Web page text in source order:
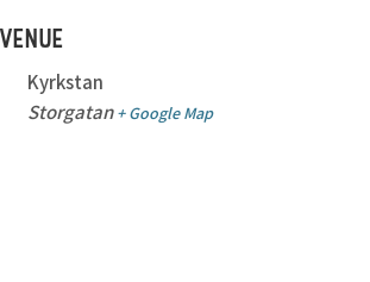
VENUE
Kyrkstan
Storgatan + Google Map